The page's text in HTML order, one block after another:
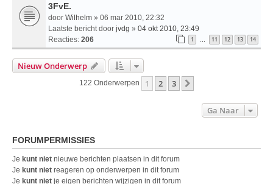
3FvE.
door Wilhelm » 06 mar 2010, 22:32
Laatste bericht door jvdg » 04 okt 2010, 23:49
Reacties: 206 1 … 11 12 13 14
Nieuw Onderwerp
122 Onderwerpen 1 2 3
Ga Naar
FORUMPERMISSIES
Je kunt niet nieuwe berichten plaatsen in dit forum
Je kunt niet reageren op onderwerpen in dit forum
Je kunt niet je eigen berichten wijzigen in dit forum